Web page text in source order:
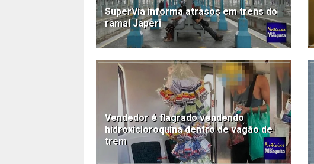
SuperVia informa atrasos em trens do
ramal Japeri
Vendedor é flagrado vendendo
hidroxicloroquina dentro de vagão de
trem